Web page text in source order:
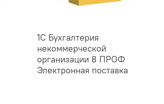
1С Бухгалтерия
некоммерческой
организации 8 ПРОФ
Электронная поставка